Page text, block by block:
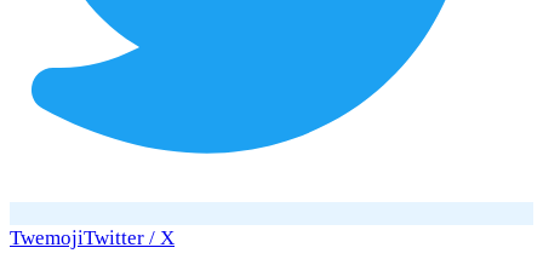
TwemojiTwitter / X